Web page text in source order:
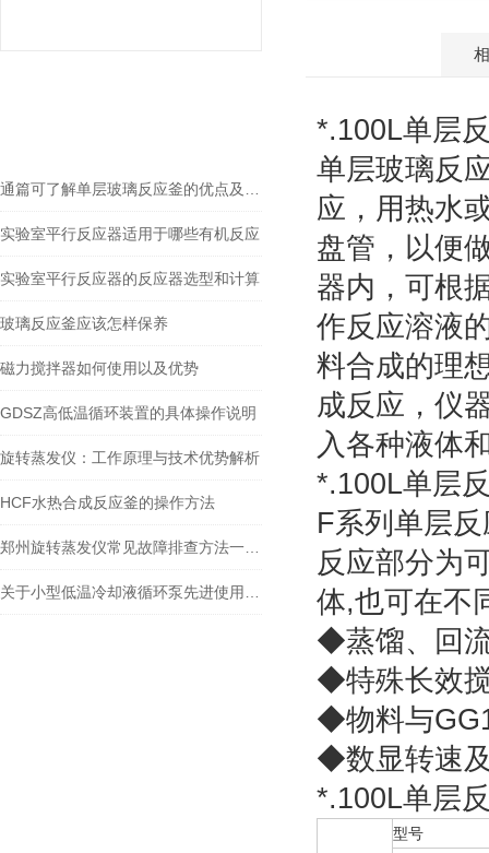
实验室平行反应器适用于哪些有机反应
实验室平行反应器的反应器选型和计算
玻璃反应釜应该怎样保养
磁力搅拌器如何使用以及优势
GDSZ高低温循环装置的具体操作说明
旋转蒸发仪：工作原理与技术优势解析
HCF水热合成反应釜的操作方法
*.100L单层
单层玻璃反
应，用热水
盘管，以便
器内，可根
作反应溶液
料合成的理
成反应，仪
入各种液体
*.100L单层
F系列单层
反应部分为
体,也可在不
◆蒸馏、回
◆特殊长效
◆物料与
◆数显转速
*.100L单层
型号